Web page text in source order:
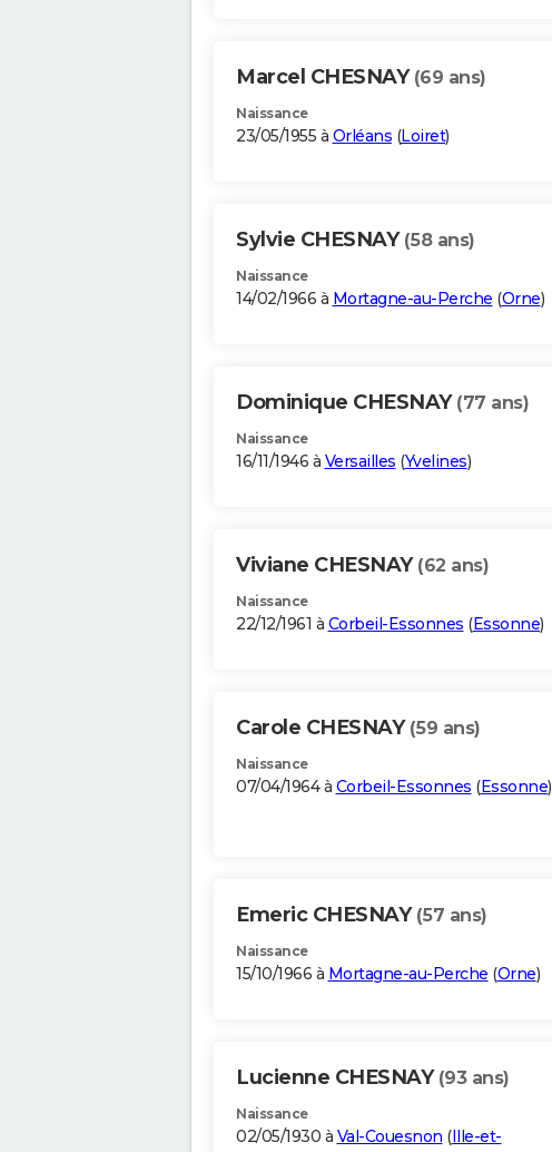
Marcel CHESNAY (69 ans)
Naissance
23/05/1955 à Orléans (Loiret)
Sylvie CHESNAY (58 ans)
Naissance
14/02/1966 à Mortagne-au-Perche (Orne)
Dominique CHESNAY (77 ans)
Naissance
16/11/1946 à Versailles (Yvelines)
Viviane CHESNAY (62 ans)
Naissance
22/12/1961 à Corbeil-Essonnes (Essonne)
Carole CHESNAY (59 ans)
Naissance
07/04/1964 à Corbeil-Essonnes (Essonne)
Emeric CHESNAY (57 ans)
Naissance
15/10/1966 à Mortagne-au-Perche (Orne)
Lucienne CHESNAY (93 ans)
Naissance
02/05/1930 à Val-Couesnon (Ille-et-